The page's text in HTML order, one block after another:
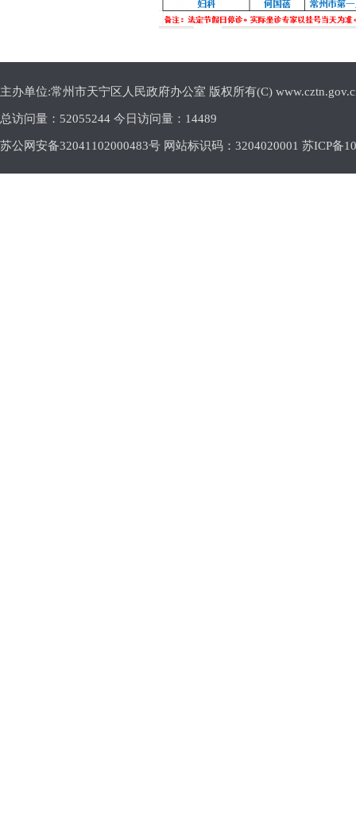
主办单位:常州市天宁区人民政府办公室 版权所有(C)
总访问量： 52055244 今日访问量： 14489
苏公网安备32041102000483号 网站标识码：3204020001 苏ICP备